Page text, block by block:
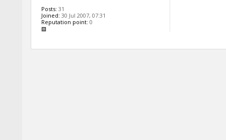
Posts: 31
Joined: 30 Jul 2007, 07:31
Reputation point: 0